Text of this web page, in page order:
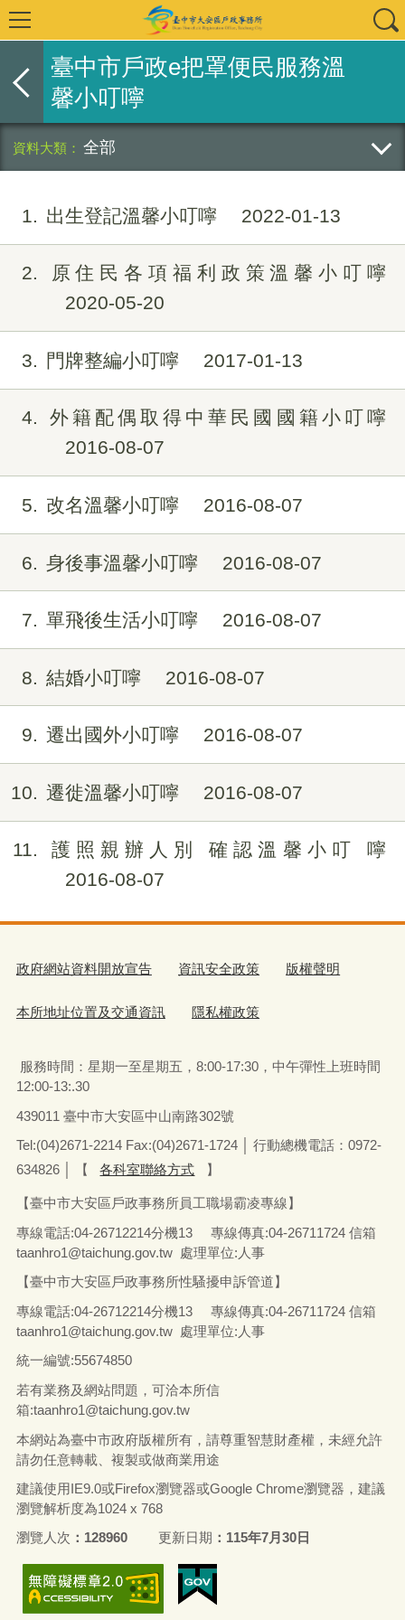
臺中市戶政e把罩便民服務溫
馨小叮嚀
全部
1 出生登記溫馨小叮嚀 2022-01-13
2
原住民各項福利政策溫馨小叮嚀
2020-05-20
3 門牌整編小叮嚀 2017-01-13
4
外籍配偶取得中華民國國籍小叮嚀
2016-08-07
5 改名溫馨小叮嚀 2016-08-07
6 身後事溫馨小叮嚀 2016-08-07
7 單飛後生活小叮嚀 2016-08-07
8 結婚小叮嚀 2016-08-07
9 遷出國外小叮嚀 2016-08-07
10 遷徙溫馨小叮嚀 2016-08-07
11
護照親辦人別 確認溫馨小叮 嚀
2016-08-07
政府網站資料開放宣告 資訊安全政策 版權聲明
本所地址位置及交通資訊 隱私權政策
服務時間：星期一至星期五 ， 8:00-17:30，中午彈性上班時間
12:00-13:.30
439011 臺中市大安區中山南路302號
Tel:(04)2671-2214 Fax:(04)2671-1724 │ 行動總機電話：0972-
634826
【 各科室聯絡方式 】
【臺中市大安區戶政事務所員工職場霸凌專線】
專線電話:04-26712214分機13 專線傳真:04-26711724 信箱
taanhro1@taichung.gov.tw 處理單位:人事
【臺中市大安區戶政事務所性騷擾申訴管道】
專線電話:04-26712214分機13 專線傳真:04-26711724 信箱
taanhro1@taichung.gov.tw 處理單位:人事
統一編號:55674850
若有業務及網站問題，可洽本所信
箱:taanhro1@taichung.gov.tw
本網站為臺中市政府版權所有，請尊重智慧財產權，未經允許
請勿任意轉載、複製或做商業用途
建議使用IE9.0或Firefox瀏覽器或Google Chrome瀏覽器，建議
瀏覽解析度為1024 x 768
瀏覽人次
128960 更新日期 115年7月30日